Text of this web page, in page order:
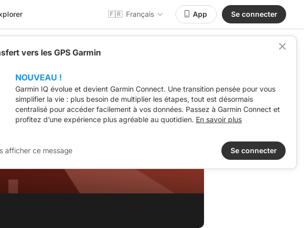
🇫🇷 Français App Se connecter
vers les GPS Garmin
NOUVEAU !
Garmin IQ évolue et devient Garmin Connect. Une transition pensée pour vous
simplifier la vie : plus besoin de multiplier les étapes, tout est désormais
centralisé pour accéder facilement à vos données. Passez à Garmin Connect et
profitez d’une expérience plus agréable au quotidien. En savoir plus
afficher ce message Se connecter